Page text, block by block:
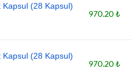
(28 Kapsul)
970.20 ₺
(28 Kapsul)
970.20 ₺